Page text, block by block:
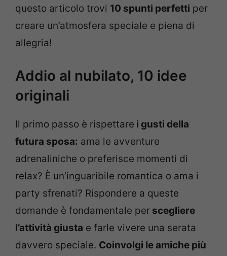
questo articolo trovi 10 spunti perfetti per
creare un’atmosfera speciale e piena di
allegria!
Addio al nubilato, 10 idee
originali
Il primo passo è rispettare i gusti della
futura sposa: ama le avventure
adrenaliniche o preferisce momenti di
relax? È un’inguaribile romantica o ama i
party sfrenati? Rispondere a queste
domande è fondamentale per scegliere
l’attività giusta e farle vivere una serata
davvero speciale. Coinvolgi le amiche più